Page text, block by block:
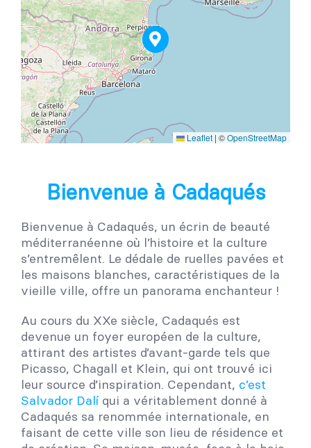
Leaflet | ©OpenStreetMap
Bienvenue à Cadaqués
Bienvenue à Cadaqués, un écrin de beauté
méditerranéenne où l’histoire et la culture
s’entremêlent. Le dédale de ruelles pavées et
les maisons blanches, caractéristiques de la
vieille ville, offre un panorama enchanteur !
Au cours du XXe siècle, Cadaqués est
devenue un foyer européen de la culture,
attirant des artistes d’avant-garde tels que
Picasso, Chagall et Klein, qui ont trouvé ici
leur source d’inspiration. Cependant, c’est
Salvador Dalíqui a véritablement donné à
Cadaqués sa renommée internationale, en
faisant de cette ville son lieu de résidence et